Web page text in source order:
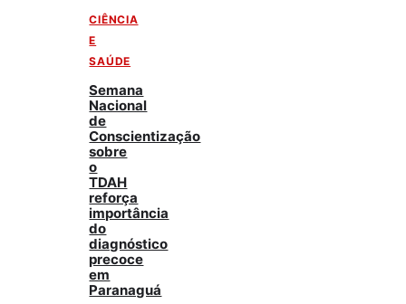
CIÊNCIA
E
SAÚDE
Semana
Nacional
de
Conscientização
sobre
o
TDAH
reforça
importância
do
diagnóstico
precoce
em
Paranaguá